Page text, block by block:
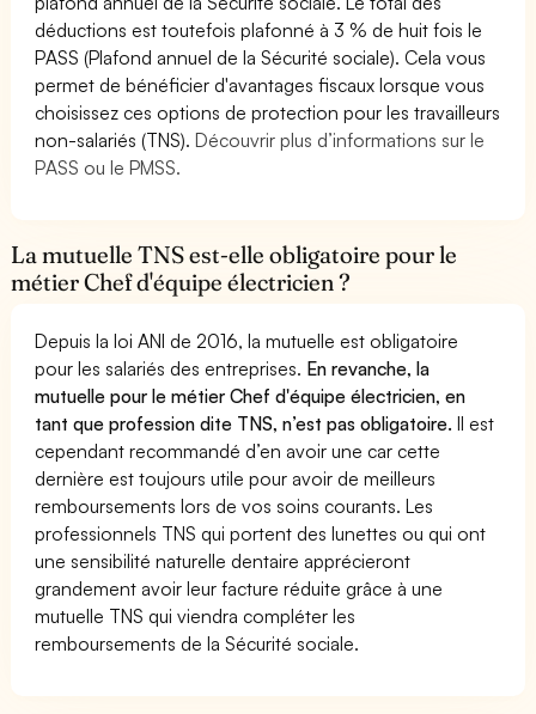
déductions est toutefois plafonné à 3 % de huit fois le
PASS (Plafond annuel de la Sécurité sociale). Cela vous
permet de bénéficier d'avantages fiscaux lorsque vous
choisissez ces options de protection pour les travailleurs
non-salariés (TNS).Découvrir plus d’informations sur le
PASS ou le PMSS.
La mutuelle TNS est-elle obligatoire pour le
métier Chef d'équipe électricien ?
Depuis la loi ANI de 2016, la mutuelle est obligatoire
pour les salariés des entreprises. En revanche, la
mutuelle pour le métier Chef d'équipe électricien, en
tant que profession dite TNS, n’est pas obligatoire.Il est
cependant recommandé d’en avoir une car cette
dernière est toujours utile pour avoir de meilleurs
remboursements lors de vos soins courants. Les
professionnels TNS qui portent des lunettes ou qui ont
une sensibilité naturelle dentaire apprécieront
grandement avoir leur facture réduite grâce à une
mutuelle TNS qui viendra compléter les
remboursements de la Sécurité sociale.